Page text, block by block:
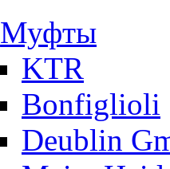
Муфты
KTR
Bonfiglioli
Deublin